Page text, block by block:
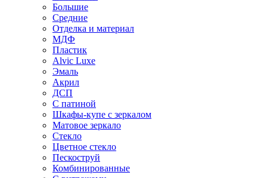
Большие
Средние
Отделка и материал
МДФ
Пластик
Alvic Luxe
Эмаль
Акрил
ДСП
С патиной
Шкафы-купе с зеркалом
Матовое зеркало
Стекло
Цветное стекло
Пескоструй
Комбинированные